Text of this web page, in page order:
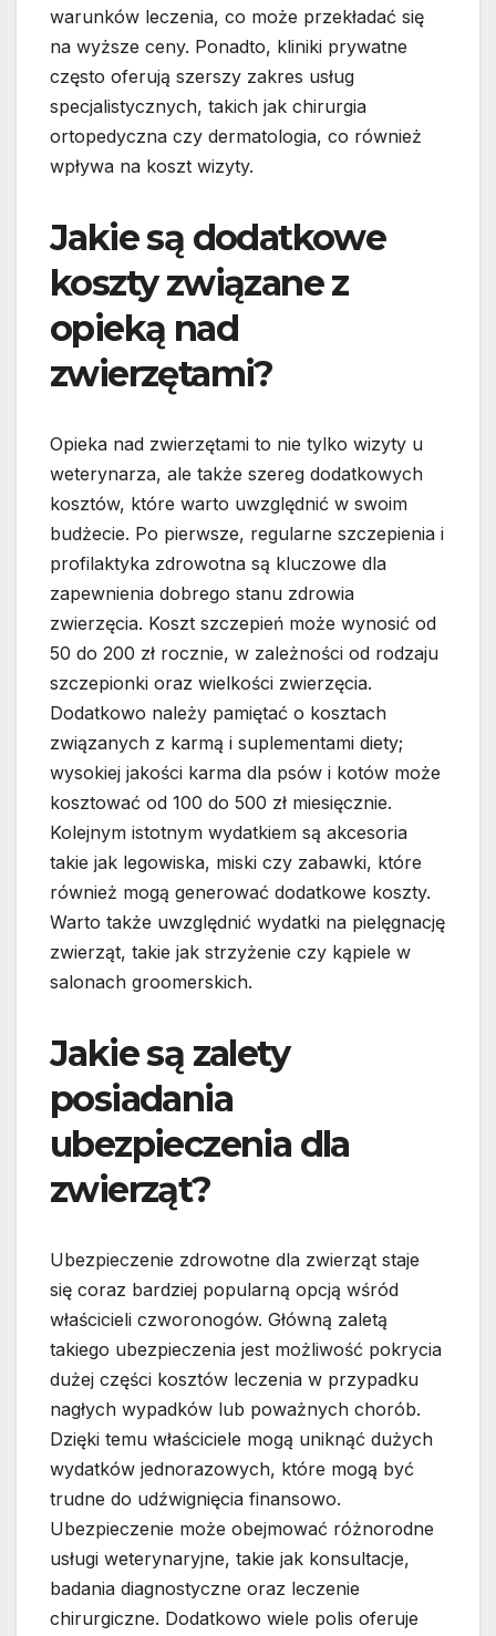
warunków leczenia, co może przekładać się
na wyższe ceny. Ponadto, kliniki prywatne
często oferują szerszy zakres usług
specjalistycznych, takich jak chirurgia
ortopedyczna czy dermatologia, co również
wpływa na koszt wizyty.
Jakie są dodatkowe
koszty związane z
opieką nad
zwierzętami?
Opieka nad zwierzętami to nie tylko wizyty u
weterynarza, ale także szereg dodatkowych
kosztów, które warto uwzględnić w swoim
budżecie. Po pierwsze, regularne szczepienia i
profilaktyka zdrowotna są kluczowe dla
zapewnienia dobrego stanu zdrowia
zwierzęcia. Koszt szczepień może wynosić od
50 do 200 zł rocznie, w zależności od rodzaju
szczepionki oraz wielkości zwierzęcia.
Dodatkowo należy pamiętać o kosztach
związanych z karmą i suplementami diety;
wysokiej jakości karma dla psów i kotów może
kosztować od 100 do 500 zł miesięcznie.
Kolejnym istotnym wydatkiem są akcesoria
takie jak legowiska, miski czy zabawki, które
również mogą generować dodatkowe koszty.
Warto także uwzględnić wydatki na pielęgnację
zwierząt, takie jak strzyżenie czy kąpiele w
salonach groomerskich.
Jakie są zalety
posiadania
ubezpieczenia dla
zwierząt?
Ubezpieczenie zdrowotne dla zwierząt staje
się coraz bardziej popularną opcją wśród
właścicieli czworonogów. Główną zaletą
takiego ubezpieczenia jest możliwość pokrycia
dużej części kosztów leczenia w przypadku
nagłych wypadków lub poważnych chorób.
Dzięki temu właściciele mogą uniknąć dużych
wydatków jednorazowych, które mogą być
trudne do udźwignięcia finansowo.
Ubezpieczenie może obejmować różnorodne
usługi weterynaryjne, takie jak konsultacje,
badania diagnostyczne oraz leczenie
chirurgiczne. Dodatkowo wiele polis oferuje